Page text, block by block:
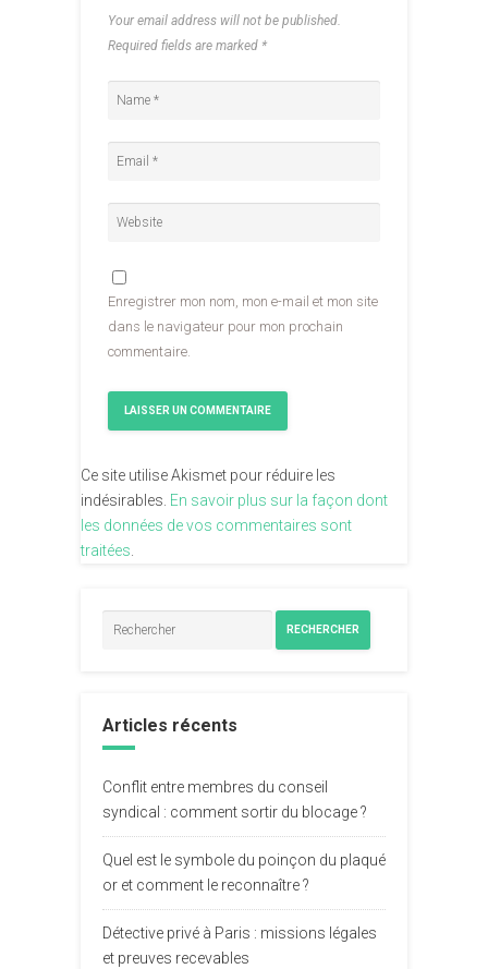
Your email address will not be published.
Required fields are marked *
Enregistrer mon nom, mon e-mail et mon site
dans le navigateur pour mon prochain
commentaire.
Ce site utilise Akismet pour réduire les
indésirables. En savoir plus sur la façon dont
les données de vos commentaires sont
traitées.
RECHERCHER
Articles récents
Conflit entre membres du conseil
syndical : comment sortir du blocage ?
Quel est le symbole du poinçon du plaqué
or et comment le reconnaître ?
Détective privé à Paris : missions légales
et preuves recevables